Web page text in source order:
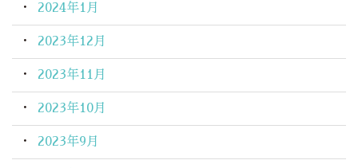
2024年1月
2023年12月
2023年11月
2023年10月
2023年9月